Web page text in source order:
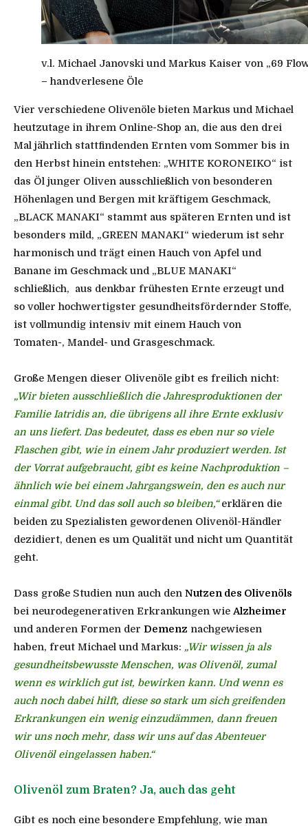
v.l. Michael Janovski und Markus Kaiser von „69
– handverlesene Öle
Vier verschiedene Olivenöle bieten Markus und Michael
heutzutage in ihrem Online-Shop an, die aus den drei
Mal jährlich stattfindenden Ernten vom Sommer bis in
den Herbst hinein entstehen: „WHITE KORONEIKO“ ist
das Öl junger Oliven ausschließlich von besonderen
Höhenlagen und Bergen mit kräftigem Geschmack,
„BLACK MANAKI“ stammt aus späteren Ernten und ist
besonders mild, „GREEN MANAKI“ wiederum ist sehr
harmonisch und trägt einen Hauch von Apfel und
Banane im Geschmack und „BLUE MANAKI“
schließlich, aus denkbar frühesten Ernte erzeugt und
so voller hochwertigster gesundheitsfördernder Stoffe,
ist vollmundig intensiv mit einem Hauch von
Tomaten-, Mandel- und Grasgeschmack.
Große Mengen dieser Olivenöle gibt es freilich nicht:
„Wir bieten ausschließlich die Jahresproduktionen der
Familie Iatridis an, die übrigens all ihre Ernte exklusiv
an uns liefert. Das bedeutet, dass es eben nur so viele
Flaschen gibt, wie in einem Jahr produziert werden. Ist
der Vorrat aufgebraucht, gibt es keine Nachproduktion –
ähnlich wie bei einem Jahrgangswein, den es auch nur
einmal gibt. Und das soll auch so bleiben,“erklären die
beiden zu Spezialisten gewordenen Olivenöl-Händler
dezidiert, denen es um Qualität und nicht um Quantität
geht.
Dass große Studien nun auch den Nutzen des Olivenöls
bei neurodegenerativen Erkrankungen wie Alzheimer
und anderen Formen der Demenz nachgewiesen
haben, freut Michael und Markus: „Wir wissen ja als
gesundheitsbewusste Menschen, was Olivenöl, zumal
wenn es wirklich gut ist, bewirken kann. Und wenn es
auch noch dabei hilft, diese so stark um sich greifenden
Erkrankungen ein wenig einzudämmen, dann freuen
wir uns noch mehr, dass wir uns auf das Abenteuer
Olivenöl eingelassen haben.“
Olivenöl zum Braten? Ja, auch das geht
Gibt es noch eine besondere Empfehlung, wie man